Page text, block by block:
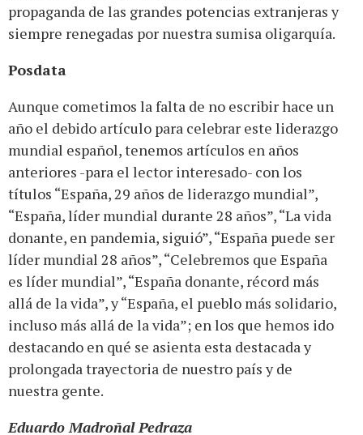
propaganda de las grandes potencias extranjeras y
siempre renegadas por nuestra sumisa oligarquía.
Posdata
Aunque cometimos la falta de no escribir hace un
año el debido artículo para celebrar este liderazgo
mundial español, tenemos artículos en años
anteriores -para el lector interesado- con los
títulos “España, 29 años de liderazgo mundial”,
“España, líder mundial durante 28 años”, “La vida
donante, en pandemia, siguió”, “España puede ser
líder mundial 28 años”, “Celebremos que España
es líder mundial”, “España donante, récord más
allá de la vida”, y “España, el pueblo más solidario,
incluso más allá de la vida”; en los que hemos ido
destacando en qué se asienta esta destacada y
prolongada trayectoria de nuestro país y de
nuestra gente.
Eduardo Madroñal Pedraza